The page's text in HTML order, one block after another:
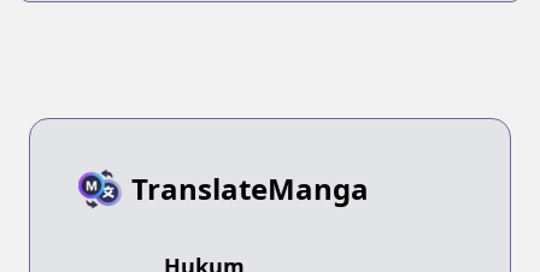
TranslateManga